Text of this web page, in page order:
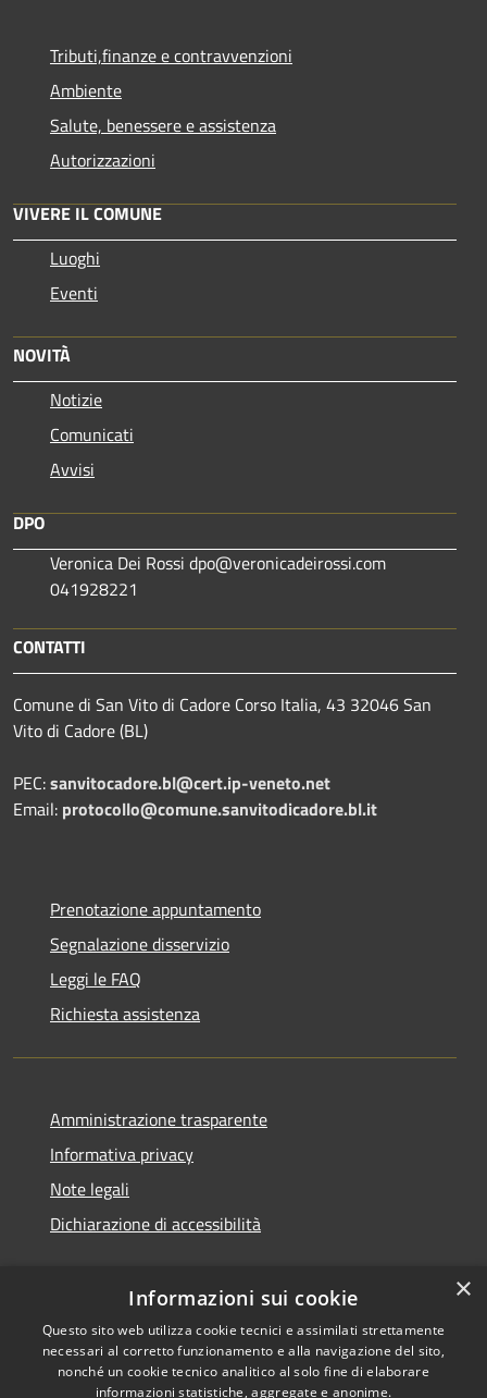
Tributi,finanze e contravvenzioni
Ambiente
Salute, benessere e assistenza
Autorizzazioni
VIVERE IL COMUNE
Luoghi
Eventi
NOVITÀ
Notizie
Comunicati
Avvisi
DPO
Veronica Dei Rossi dpo@veronicadeirossi.com
041928221
CONTATTI
Comune di San Vito di Cadore Corso Italia, 43 32046 San
Vito di Cadore (BL)
PEC:sanvitocadore.bl@cert.ip-veneto.net
Email: protocollo@comune.sanvitodicadore.bl.it
Prenotazione appuntamento
Segnalazione disservizio
Leggi le FAQ
Richiesta assistenza
Amministrazione trasparente
Informativa privacy
Note legali
Dichiarazione di accessibilità
×
Informazioni sui cookie
Questo sito web utilizza cookie tecnici e assimilati strettamente
necessari al corretto funzionamento e alla navigazione del sito,
nonché un cookie tecnico analitico al solo fine di elaborare
informazioni statistiche, aggregate e anonime.